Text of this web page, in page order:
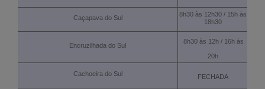
Lojas
Clube
Trabalhe Conosco
Caçapava do Sul
8h30 às 12h30 / 15h às
18h30
Encruzilhada do Sul
8h30 às 12h / 16h às
20h
Cachoeira do Sul FECHADA